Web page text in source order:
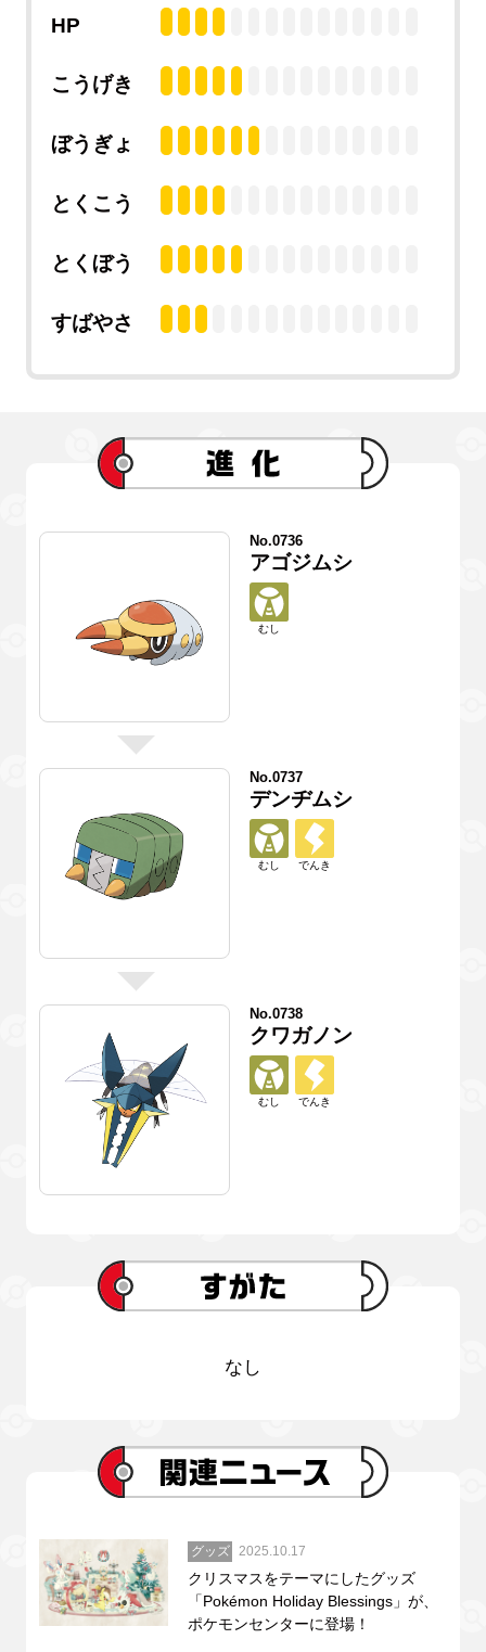
HP
こうげき
ぼうぎょ
とくこう
とくぼう
すばやさ
No.0736
アゴジムシ
むし
No.0737
デンヂムシ
むし でんき
No.0738
クワガノン
むし でんき
なし
グッズ 2025.10.17
クリスマスをテーマにしたグッズ
「Pokémon Holiday Blessings」が、
ポケモンセンターに登場！